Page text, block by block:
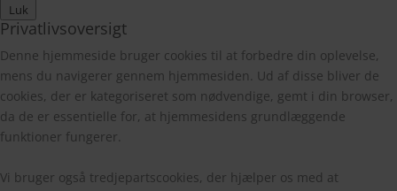
Luk
Privatlivsoversigt
Denne hjemmeside bruger cookies til at forbedre din oplevelse,
mens du navigerer gennem hjemmesiden. Ud af disse bliver de
cookies, der er kategoriseret som nødvendige, gemt i din browser,
da de er essentielle for, at hjemmesidens grundlæggende
funktioner fungerer.
Vi bruger også tredjepartscookies, der hjælper os med at